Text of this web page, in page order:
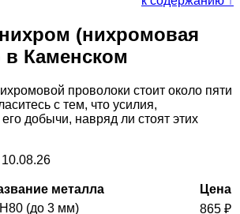
(нихромовая
в Каменском
проволоки стоит около пяти
с тем, что усилия,
добычи, навряд ли стоят этих
металла
Цена
(до 3 мм)
865 ₽